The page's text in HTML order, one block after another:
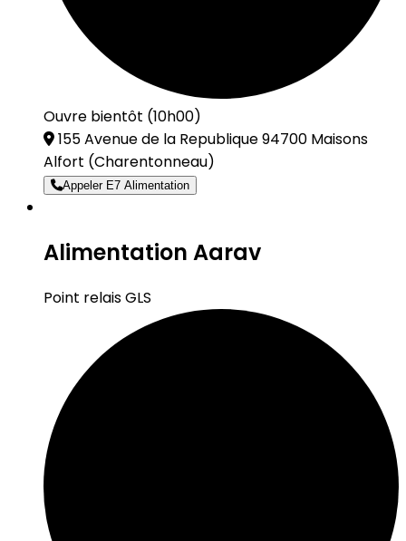
Ouvre bientôt (10h00)
155 Avenue de la Republique 94700 Maisons
Alfort (Charentonneau)
Appeler E7 Alimentation
Alimentation Aarav
Point relais GLS